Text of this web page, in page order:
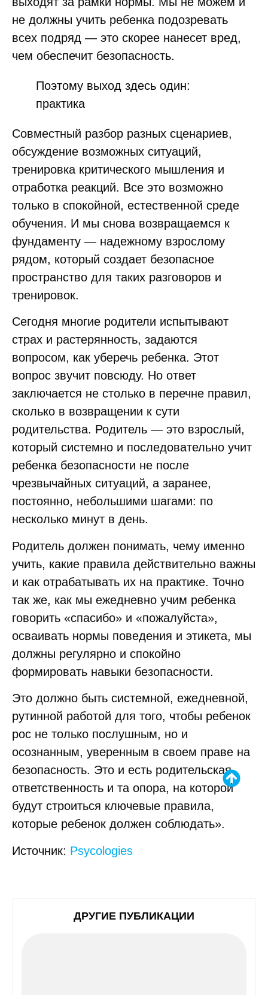
не должны учить ребенка подозревать
всех подряд — это скорее нанесет вред,
чем обеспечит безопасность.
Поэтому выход здесь один:
практика
Совместный разбор разных сценариев,
обсуждение возможных ситуаций,
тренировка критического мышления и
отработка реакций. Все это возможно
только в спокойной, естественной среде
обучения. И мы снова возвращаемся к
фундаменту — надежному взрослому
рядом, который создает безопасное
пространство для таких разговоров и
тренировок.
Сегодня многие родители испытывают
страх и растерянность, задаются
вопросом, как уберечь ребенка. Этот
вопрос звучит повсюду. Но ответ
заключается не столько в перечне правил,
сколько в возвращении к сути
родительства. Родитель — это взрослый,
который системно и последовательно учит
ребенка безопасности не после
чрезвычайных ситуаций, а заранее,
постоянно, небольшими шагами: по
несколько минут в день.
Родитель должен понимать, чему именно
учить, какие правила действительно важны
и как отрабатывать их на практике. Точно
так же, как мы ежедневно учим ребенка
говорить «спасибо» и «пожалуйста»,
осваивать нормы поведения и этикета, мы
должны регулярно и спокойно
формировать навыки безопасности.
Это должно быть системной, ежедневной,
рутинной работой для того, чтобы ребенок
рос не только послушным, но и
осознанным, уверенным в своем праве на
безопасность. Это и есть родительская
ответственность и та опора, на которой
будут строиться ключевые правила,
которые ребенок должен соблюдать».
Источник: Psycologies
ДРУГИЕ ПУБЛИКАЦИИ